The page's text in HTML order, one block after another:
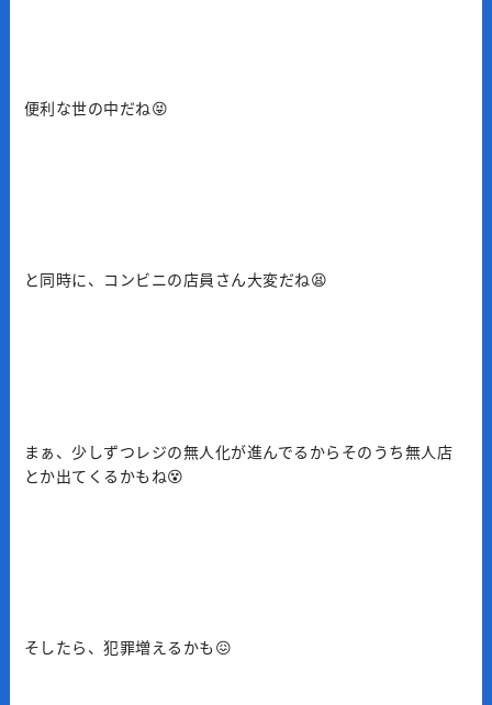
便利な世の中だね😝
と同時に、コンビニの店員さん大変だね😫
まぁ、少しずつレジの無人化が進んでるからそのうち無人店
とか出てくるかもね😵
そしたら、犯罪増えるかも😖